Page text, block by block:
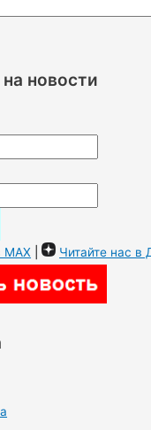
новости
MAX | Читайте нас в